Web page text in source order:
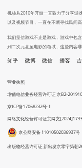
机核从2010年开始一直致力于分享游
以及视频节目，一直在不断寻找民间高
我们坚信游戏不止是游戏，游戏中包
到二次元甚至电影的领域，这些内容
知乎 微博 微信 播客
营业执照
增值电信业务经营许可证 京B2-
京ICP备17068232号-1
网络文化经营许可证京网文
京公网安备 11010502036937号
出版物经营许可证 新出发京零字第朝